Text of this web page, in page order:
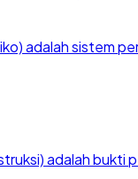
adalah sistem
adalah bukti